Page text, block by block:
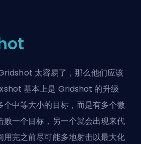
太容易了，那么他们应该
基本上是 Gridshot 的升级
个中等大小的目标，而是有多个微
败一个目标，另一个就会出现来代
用完之前尽可能多地射击以最大化